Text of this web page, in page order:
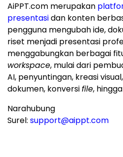
AiPPT.com merupakan
presentasidan konten
pengguna mengubah ide,
riset menjadi presentasi
menggabungkan berbagai
workspace, mulai dari
AI, penyuntingan, kreasi
dokumen, konversifile,
Narahubung
Surel: support@aippt.com